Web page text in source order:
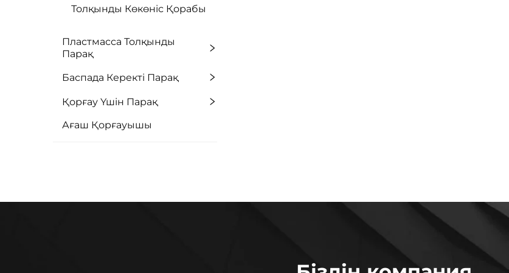
Толқынды Көкөніс Қорабы
Пластмасса Толқынды
Парақ
Баспада Керекті Парақ
Қорғау Үшін Парақ
Ағаш Қорғауышы